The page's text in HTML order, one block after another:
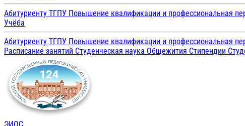
Абитуриенту ТГПУ Повышение квалификации и профессиональная
Учёба
Абитуриенту ТГПУ Повышение квалификации и профессиональная
Расписание занятий Студенческая наука Общежития Стипендии